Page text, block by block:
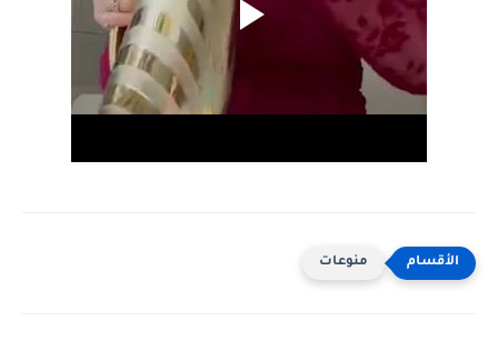
منوعات